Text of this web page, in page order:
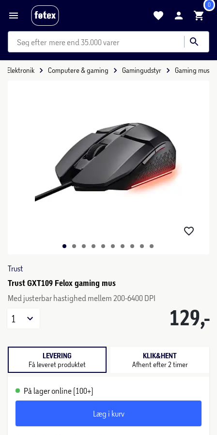
0
mere end 35.000 varer
Elektronik Computere & gaming Gamingudstyr Gaming mus
Trust
Trust GXT109 Felox gaming mus
Med justerbar hastighed mellem 200-6400 DPI
129,-
1
LEVERING
Få leveret produktet
KLIK&HENT
Afhent efter 2 timer
På lager online (100+)
Læg i kurv